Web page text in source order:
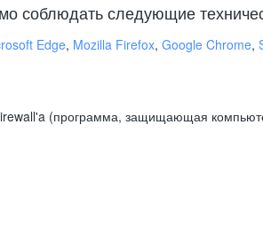
соблюдать следующие
Edge, Mozilla Firefox, Google Chrome,
(программа, защищающая